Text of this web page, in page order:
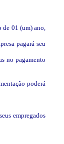
de 01 (um) ano,
pagará seu
no pagamento
poderá
empregados